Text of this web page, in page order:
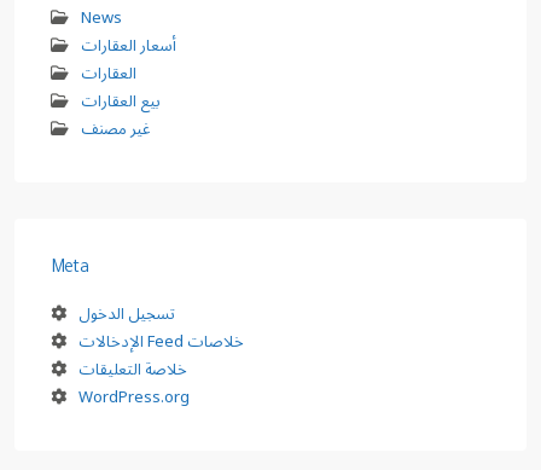
News
أسعار العقارات
العقارات
بيع العقارات
غير مصنف
Meta
تسجيل الدخول
خلاصات Feed الإدخالات
خلاصة التعليقات
WordPress.org